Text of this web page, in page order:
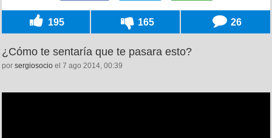
195 165 26
¿Cómo te sentaría que te pasara esto?
por sergiosocio el 7 ago 2014, 00:39